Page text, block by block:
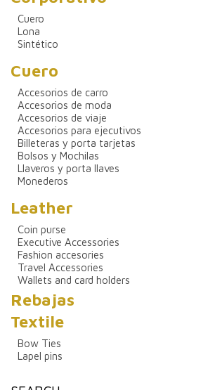
Cuero
Lona
Sintético
Cuero
Accesorios de carro
Accesorios de moda
Accesorios de viaje
Accesorios para ejecutivos
Billeteras y porta tarjetas
Bolsos y Mochilas
Llaveros y porta llaves
Monederos
Leather
Coin purse
Executive Accessories
Fashion accesories
Travel Accessories
Wallets and card holders
Rebajas
Textile
Bow Ties
Lapel pins